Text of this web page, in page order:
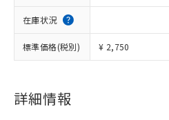
在庫状況
標準価格(税別) ¥ 2,750
詳細情報